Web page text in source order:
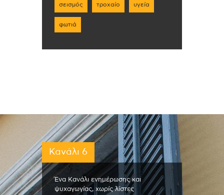
σεισμός τροχαίο υγεία
φωτιά
Κανάλι 6
Ένα Κανάλι ενημέρωσης και
ψυχαγωγίας, χωρίς λίστες